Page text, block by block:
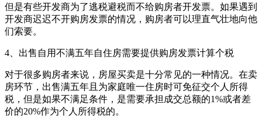
但是有些开发商为了逃税避税而不给购房者开发票。如果遇到
开发商迟迟不开购房发票的情况，购房者可以理直气壮地向他
们索要。
4、出售自用不满五年自住房需要提供购房发票计算个税
对于很多购房者来说，房屋买卖是十分常见的一种情况。在卖
房环节，出售满五年且为家庭唯一住房时可免征交个人所得
税，但是如果不满足条件，是需要承担成交总额的1%或者差
价的20%作为个人所得税的。